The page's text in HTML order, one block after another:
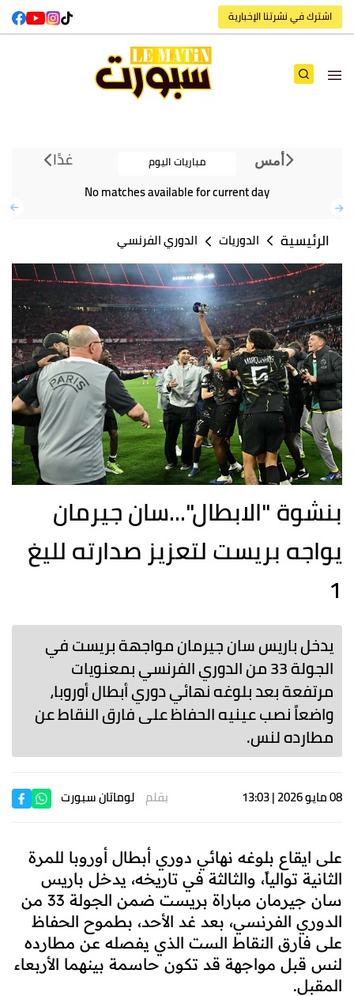
اشترك في نشرتنا الإخبارية
أمس مباريات اليوم غدًا
No matches available for current day
الرئيسية الدوريات الدوري الفرنسي
بنشوة "الابطال"...سان جيرمان
يواجه بريست لتعزيز صدارته لليغ
1
يدخل باريس سان جيرمان مواجهة بريست في
الجولة 33 من الدوري الفرنسي بمعنويات
مرتفعة بعد بلوغه نهائي دوري أبطال أوروبا،
واضعاً نصب عينيه الحفاظ على فارق النقاط عن
مطارده لنس.
08 مايو 2026 | 13:03 بقلم لوماتان سبورت
على ايقاع بلوغه نهائي دوري أبطال أوروبا للمرة
الثانية توالياً، والثالثة في تاريخه، يدخل باريس
سان جيرمان مباراة بريست ضمن الجولة 33 من
الدوري الفرنسي، بعد غد الأحد، بطموح الحفاظ
على فارق النقاط الست الذي يفصله عن مطارده
لنس قبل مواجهة قد تكون حاسمة بينهما الأربعاء
المقبل.